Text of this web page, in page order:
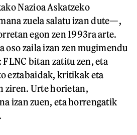
Nazioa Askatzeko
zuela salatu izan dute—,
egon zen 1993ra arte.
oso zaila izan zen mugimendu
bitan zatitu zen, eta
eztabaidak, kritikak eta
ziren. Urte horietan,
izan zuen, eta horrengatik